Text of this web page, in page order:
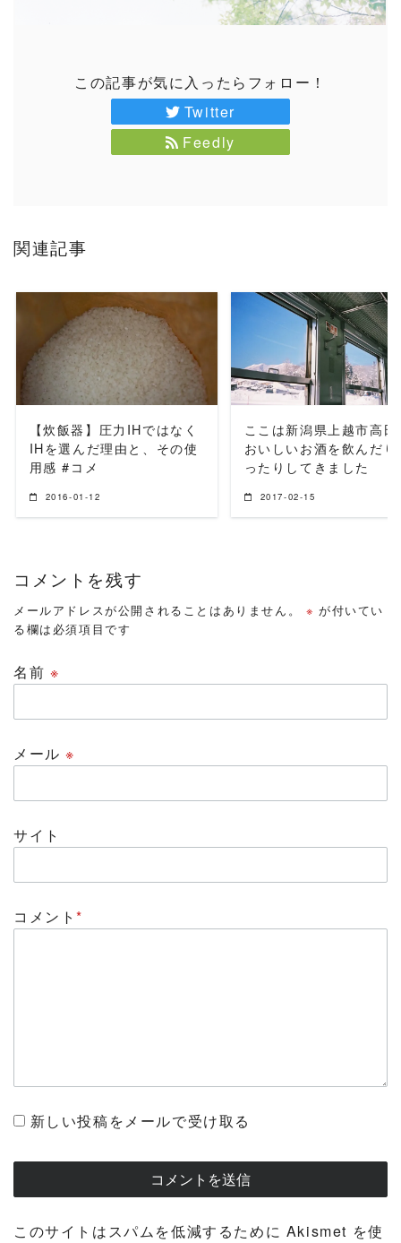
この記事が気に入ったらフォロー！
Twitter
Feedly
関連記事
READ MORE
【炊飯器】圧力IHではなく
IHを選んだ理由と、その使
用感 #コメ
2016-01-12
READ MORE
ここは新潟県上越市高田
おいしいお酒を飲んだり
ったりしてきました
2017-02-15
コメントを残す
メールアドレスが公開されることはありません。 ※ が付いてい
る欄は必須項目です
名前 ※
メール※
サイト
コメント*
新しい投稿をメールで受け取る
このサイトはスパムを低減するために Akismet を使